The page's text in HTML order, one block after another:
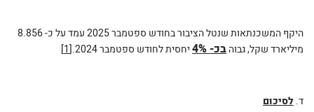
היקף המשכנתאות שנטל הציבור בחודש ספטמבר 2025 עמד על כ- 8.856
מיליארד שקל, גבוהבכ- 4% יחסית לחודש ספטמבר 2024. [1]
ד.לסיכום